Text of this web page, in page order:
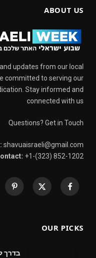
ABOUT US
updates from our local
committed to serving our
Stay informed and
connected with us
Questions? Get in Touch
shavuaisraeli@gmail.com
+1-(323) 852-1202
Facebook
X
OUR PICKS
בדרך